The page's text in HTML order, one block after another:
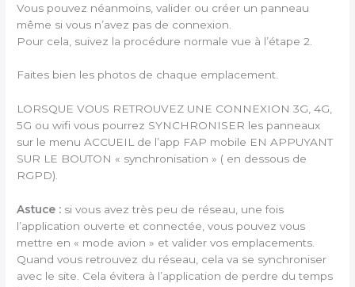
Vous pouvez néanmoins, valider ou créer un panneau
même si vous n’avez pas de connexion.
Pour cela, suivez la procédure normale vue à l’étape 2.
Faites bien les photos de chaque emplacement.
LORSQUE VOUS RETROUVEZ UNE CONNEXION 3G, 4G,
5G ou wifi vous pourrez SYNCHRONISER les panneaux
sur le menu ACCUEIL de l’app FAP mobile EN APPUYANT
SUR LE BOUTON « synchronisation » ( en dessous de
RGPD).
Astuce : si vous avez très peu de réseau, une fois
l’application ouverte et connectée, vous pouvez vous
mettre en « mode avion » et valider vos emplacements.
Quand vous retrouvez du réseau, cela va se synchroniser
avec le site. Cela évitera à l’application de perdre du temps